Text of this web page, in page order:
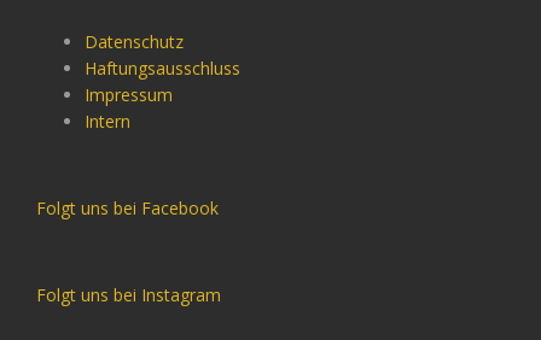
Datenschutz
Haftungsausschluss
Impressum
Intern
Folgt uns bei Facebook
Folgt uns bei Instagram